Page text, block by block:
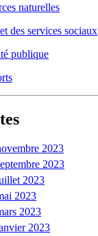
naturelles
des services sociaux
publique
2023
2023
2023
2023
2023
2023